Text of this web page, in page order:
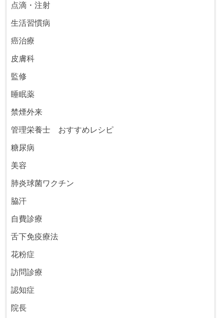
点滴・注射
生活習慣病
癌治療
皮膚科
監修
睡眠薬
禁煙外来
管理栄養士 おすすめレシピ
糖尿病
美容
肺炎球菌ワクチン
脇汗
自費診療
舌下免疫療法
花粉症
訪問診療
認知症
院長